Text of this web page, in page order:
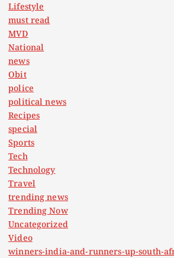
Lifestyle
must read
MVD
National
news
Obit
police
political news
Recipes
special
Sports
Tech
Technology
Travel
trending news
Trending Now
Uncategorized
Video
winners-india-and-runners-up-south-